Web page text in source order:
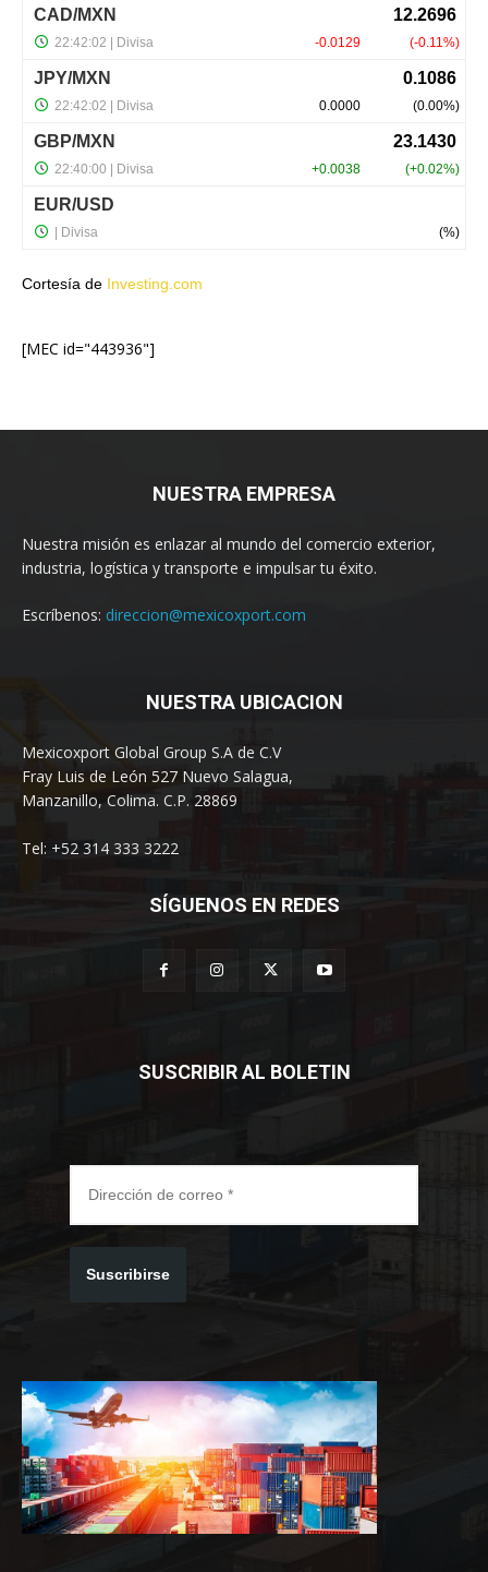
Cortesía de Investing.com
[MEC id="443936"]
NUESTRA EMPRESA
Nuestra misión es enlazar al mundo del comercio exterior,
industria, logística y transporte e impulsar tu éxito.
Escríbenos: direccion@mexicoxport.com
NUESTRA UBICACION
Mexicoxport Global Group S.A de C.V
Fray Luis de León 527 Nuevo Salagua,
Manzanillo, Colima. C.P. 28869
Tel: +52 314 333 3222
SÍGUENOS EN REDES
SUSCRIBIR AL BOLETIN
Suscribirse